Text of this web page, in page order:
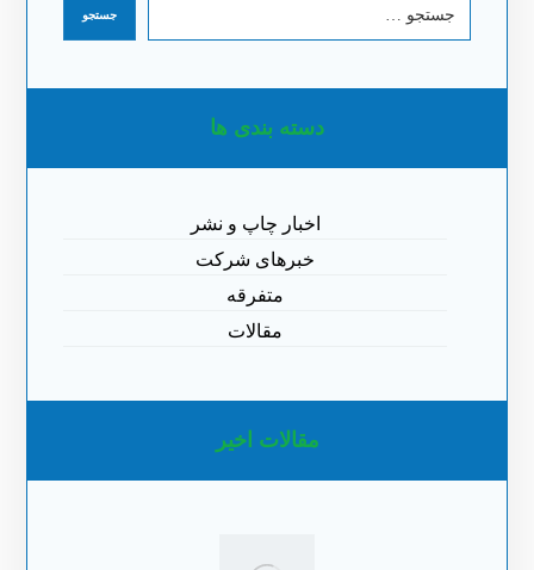
دسته بندی ها
اخبار چاپ و نشر
خبرهای شرکت
متفرقه
مقالات
مقالات اخیر